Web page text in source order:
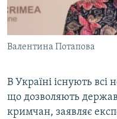
СВІДЧЕННЯ ОКУПАЦІЇ
УКРАЇНСЬКА ПРОБЛЕМА
ІНФОГРАФІКА
Qırımtatar
ДОЛУЧАЙСЯ!
Усі сайти RFE/RL
Валентина Потапова
В Україні існують всі
що дозволяють
кримчан, заявляє